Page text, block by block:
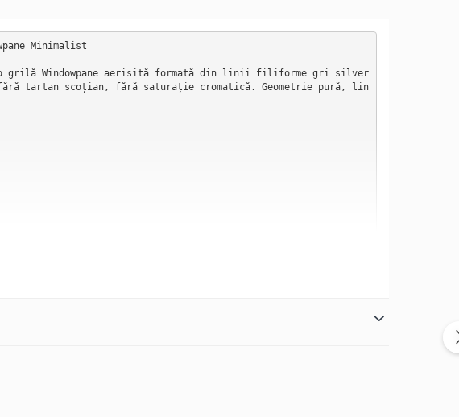
Minimalist
grilă Windowpane aerisită formată din linii filiforme gri silver
tartan scoțian, fără saturație cromatică. Geometrie pură, lin
se suprapun, o paletă saturată, un pattern viu și îndrăzne